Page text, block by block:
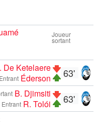
Joueur
sortant
63'
De Ketelaere
Entrant Éderson
63'
B. Djimsiti
Entrant R. Tolói